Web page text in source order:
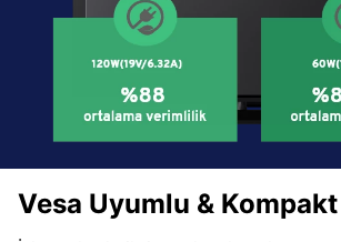
Vesa Uyumlu & Kompakt